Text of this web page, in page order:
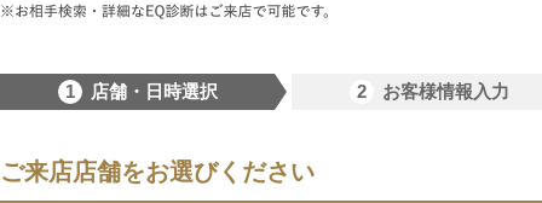
1 店舗・日時選択 2 お客様情報入力
ご来店店舗をお選びください